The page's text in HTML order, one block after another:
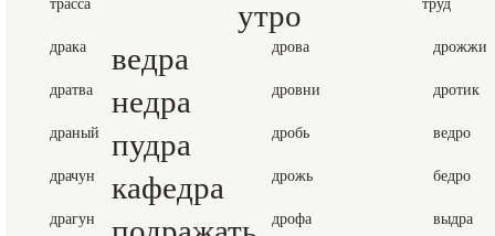
утро
драка ведра дрова дрожжи
дратва недра дровни дротик
драный пудра дробь ведро
драчун кафедра дрожь бедро
драгун дрофа выдра